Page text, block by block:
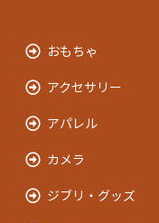
おもちゃ
アクセサリー
アパレル
カメラ
ジブリ・グッズ